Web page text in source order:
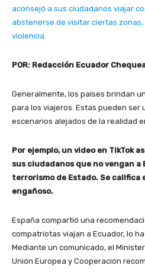
aconsejó a sus ciudadanos viajar
abstenerse de visitar ciertas
violencia.
POR: Redacción Ecuador
Generalmente, los países brindan
para los viajeros. Estas pueden ser
escenarios alejados de la realidad
Por ejemplo, un video en TikTok
sus ciudadanos que no vengan a
terrorismo de Estado. Se califica
engañoso.
España compartió una
compatriotas viajan a Ecuador, lo
Mediante un comunicado, el
Unión Europea y Cooperación